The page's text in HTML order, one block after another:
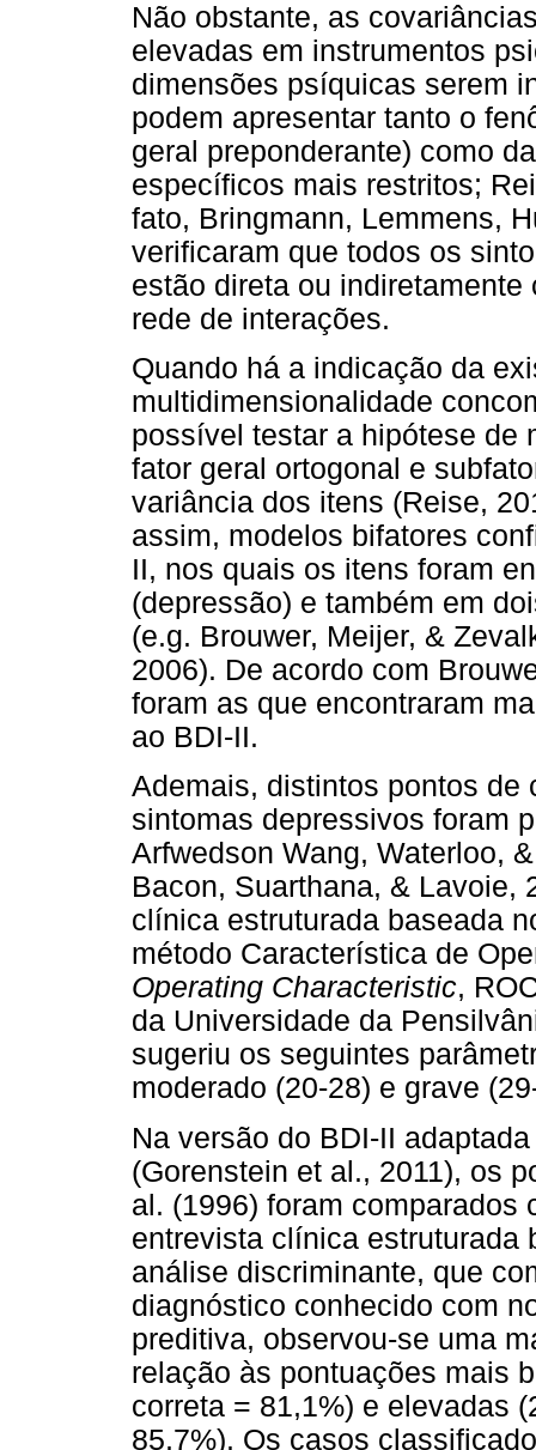
Não obstante, as
elevadas em instrumentos
dimensões psíquicas serem
podem apresentar tanto o
geral preponderante) como
específicos mais restritos;
fato, Bringmann, Lemmens,
verificaram que todos os
estão direta ou
rede de interações.
Quando há a indicação da
multidimensionalidade
possível testar a hipótese de
fator geral ortogonal e
variância dos itens (Reise,
assim, modelos bifatores
II, nos quais os itens foram
(depressão) e também em
(e.g. Brouwer, Meijer, &
2006). De acordo com
foram as que encontraram
ao BDI-II.
Ademais, distintos pontos de
sintomas depressivos foram
Arfwedson Wang, Waterloo,
Bacon, Suarthana, & Lavoie,
clínica estruturada baseada
método Característica de
Operating Characteristic,
da Universidade da
sugeriu os seguintes
moderado (20-28) e grave
Na versão do BDI-II
(Gorenstein et al., 2011), os
al. (1996) foram
entrevista clínica estruturada
análise discriminante, que
diagnóstico conhecido com
preditiva, observou-se uma
relação às pontuações mais
correta = 81,1%) e elevadas
85,7%). Os casos